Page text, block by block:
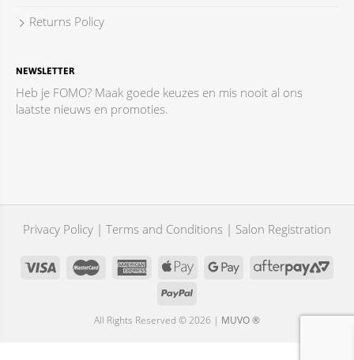
Returns Policy
NEWSLETTER
Heb je FOMO? Maak goede keuzes en mis nooit al ons
laatste nieuws en promoties.
Privacy Policy | Terms and Conditions | Salon Registration
All Rights Reserved © 2026 | MUVO ®